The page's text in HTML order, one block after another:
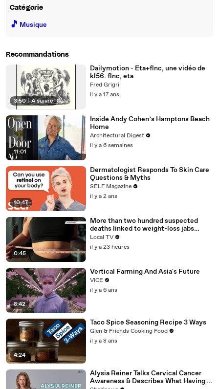
Catégorie
🎵 Musique
Recommandations
3:50 | À suivre
Dailymotion - Eta+flnc, une vidéo de
kl56. flnc, eta
Fred Grigri
il y a 17 ans
11:01
Inside Andy Cohen’s Hamptons Beach
Home
Architectural Digest
il y a 6 semaines
10:47
Dermatologist Responds To Skin Care
Questions & Myths
SELF Magazine
il y a 2 ans
0:45
More than two hundred suspected
deaths linked to weight-loss jabs
reported to regulator
Local TV
il y a 23 heures
8:42
Vertical Farming And Asia's Future
VICE
il y a 6 ans
4:24
Taco Spice Seasoning Recipe 3 Ways
Glen & Friends Cooking Food
il y a 8 ans
Alysia Reiner Talks Cervical Cancer
Awareness & Describes What Having a